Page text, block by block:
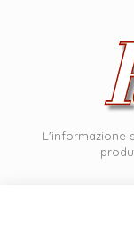
L'informazione